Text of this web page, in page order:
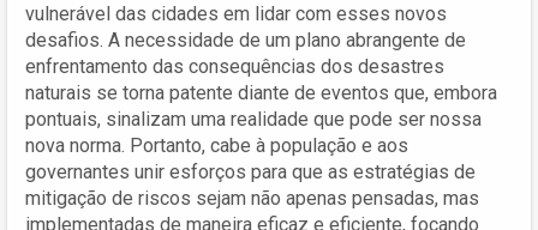
vulnerável das cidades em lidar com esses novos
desafios. A necessidade de um plano abrangente de
enfrentamento das consequências dos desastres
naturais se torna patente diante de eventos que, embora
pontuais, sinalizam uma realidade que pode ser nossa
nova norma. Portanto, cabe à população e aos
governantes unir esforços para que as estratégias de
mitigação de riscos sejam não apenas pensadas, mas
implementadas de maneira eficaz e eficiente, focando